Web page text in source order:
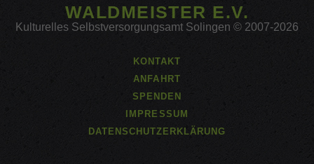
WALDMEISTER E.V.
Kulturelles Selbstversorgungsamt Solingen © 2007-2026
KONTAKT
ANFAHRT
SPENDEN
IMPRESSUM
DATENSCHUTZERKLÄRUNG